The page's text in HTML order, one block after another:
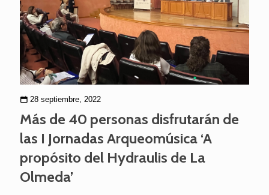
28 septiembre, 2022
Más de 40 personas disfrutarán de
las I Jornadas Arqueomúsica ‘A
propósito del Hydraulis de La
Olmeda’